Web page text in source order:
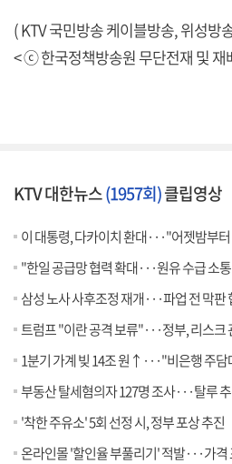
( KTV 국민방송 케이블방송, 위성방
< ⓒ 한국정책방송원 무단전재 및 재
KTV 대한뉴스(1957회)클립영상
이 대통령, 다카이치 환대···"어젯밤부
"한일 공급망 협력 확대···원유 수급 소
삼성 노사 사후조정 재개···파업 전 막판
트럼프 "이란 공격 보류"···정부, 리스크 관리
1분기 가계 빚 14조 원↑···"비은행 주
부동산 탈세혐의자 127명 조사···탈루
'착한 주유소' 5회 선정 시, 정부 포상 추진
온라인몰 '할인율 부풀리기' 적발···가격